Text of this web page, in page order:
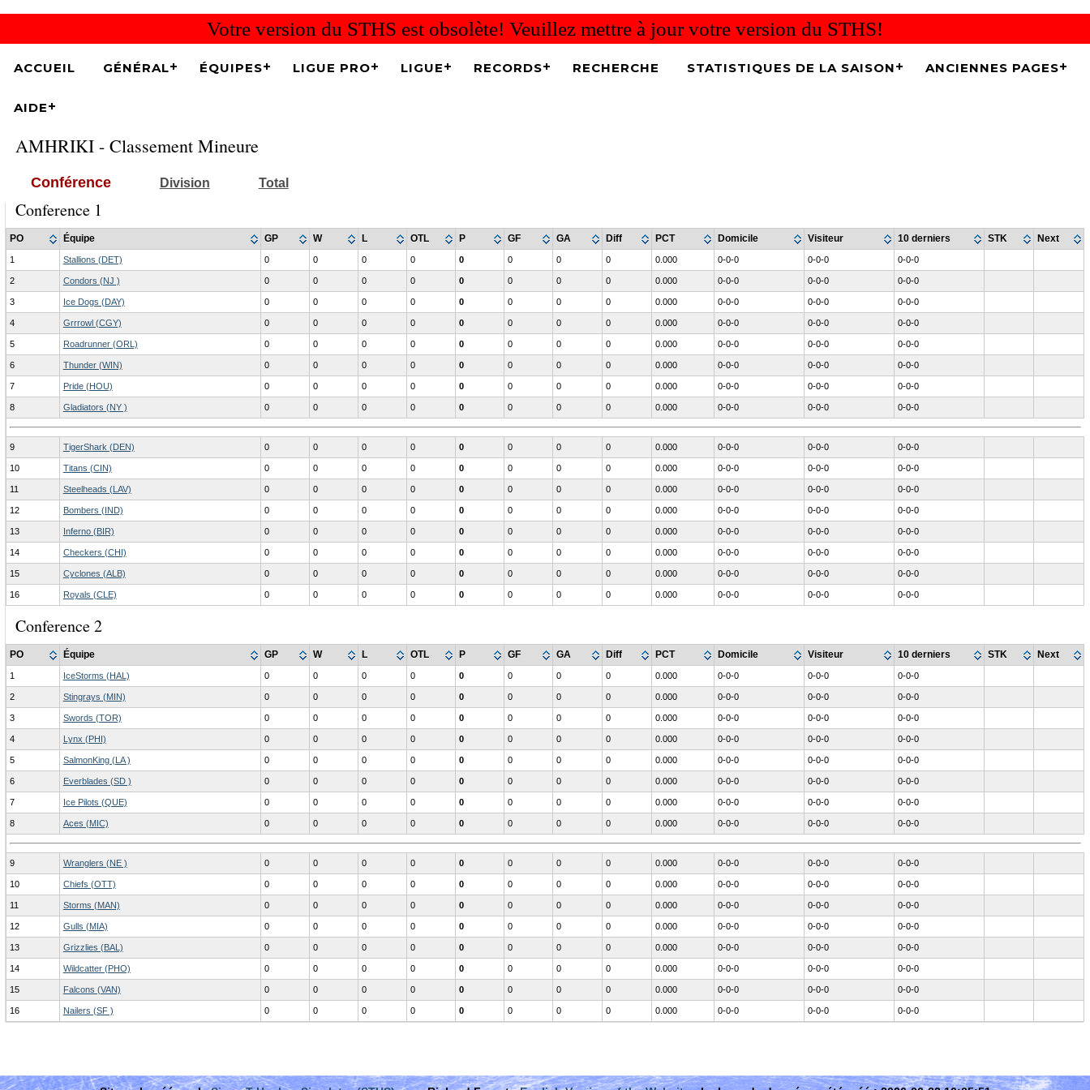
Votre version du STHS est obsolète! Veuillez mettre à jour votre version du STHS!
ACCUEIL GÉNÉRAL ÉQUIPES LIGUE PRO LIGUE RECORDS RECHERCHE STATISTIQUES DE LA SAISON ANCIENNES PAGES
AIDE
AMHRIKI - Classement Mineure
Conférence Division Total
Conference 1
PO Équipe GP W L OTL P GF GA Diff PCT Domicile Visiteur 10 derniers STK Next
1 Stallions (DET) 0 0 0 0 0 0 0 0 0.000 0-0-0 0-0-0 0-0-0
2 Condors (NJ ) 0 0 0 0 0 0 0 0 0.000 0-0-0 0-0-0 0-0-0
3 Ice Dogs (DAY) 0 0 0 0 0 0 0 0 0.000 0-0-0 0-0-0 0-0-0
4 Grrrowl (CGY) 0 0 0 0 0 0 0 0 0.000 0-0-0 0-0-0 0-0-0
5 Roadrunner (ORL) 0 0 0 0 0 0 0 0 0.000 0-0-0 0-0-0 0-0-0
6 Thunder (WIN) 0 0 0 0 0 0 0 0 0.000 0-0-0 0-0-0 0-0-0
7 Pride (HOU) 0 0 0 0 0 0 0 0 0.000 0-0-0 0-0-0 0-0-0
8 Gladiators (NY ) 0 0 0 0 0 0 0 0 0.000 0-0-0 0-0-0 0-0-0
9 TigerShark (DEN) 0 0 0 0 0 0 0 0 0.000 0-0-0 0-0-0 0-0-0
10 Titans (CIN) 0 0 0 0 0 0 0 0 0.000 0-0-0 0-0-0 0-0-0
11 Steelheads (LAV) 0 0 0 0 0 0 0 0 0.000 0-0-0 0-0-0 0-0-0
12 Bombers (IND) 0 0 0 0 0 0 0 0 0.000 0-0-0 0-0-0 0-0-0
13 Inferno (BIR) 0 0 0 0 0 0 0 0 0.000 0-0-0 0-0-0 0-0-0
14 Checkers (CHI) 0 0 0 0 0 0 0 0 0.000 0-0-0 0-0-0 0-0-0
15 Cyclones (ALB) 0 0 0 0 0 0 0 0 0.000 0-0-0 0-0-0 0-0-0
16 Royals (CLE) 0 0 0 0 0 0 0 0 0.000 0-0-0 0-0-0 0-0-0
Conference 2
PO Équipe GP W L OTL P GF GA Diff PCT Domicile Visiteur 10 derniers STK Next
1 IceStorms (HAL) 0 0 0 0 0 0 0 0 0.000 0-0-0 0-0-0 0-0-0
2 Stingrays (MIN) 0 0 0 0 0 0 0 0 0.000 0-0-0 0-0-0 0-0-0
3 Swords (TOR) 0 0 0 0 0 0 0 0 0.000 0-0-0 0-0-0 0-0-0
4 Lynx (PHI) 0 0 0 0 0 0 0 0 0.000 0-0-0 0-0-0 0-0-0
5 SalmonKing (LA ) 0 0 0 0 0 0 0 0 0.000 0-0-0 0-0-0 0-0-0
6 Everblades (SD ) 0 0 0 0 0 0 0 0 0.000 0-0-0 0-0-0 0-0-0
7 Ice Pilots (QUE) 0 0 0 0 0 0 0 0 0.000 0-0-0 0-0-0 0-0-0
8 Aces (MIC) 0 0 0 0 0 0 0 0 0.000 0-0-0 0-0-0 0-0-0
9 Wranglers (NE ) 0 0 0 0 0 0 0 0 0.000 0-0-0 0-0-0 0-0-0
10 Chiefs (OTT) 0 0 0 0 0 0 0 0 0.000 0-0-0 0-0-0 0-0-0
11 Storms (MAN) 0 0 0 0 0 0 0 0 0.000 0-0-0 0-0-0 0-0-0
12 Gulls (MIA) 0 0 0 0 0 0 0 0 0.000 0-0-0 0-0-0 0-0-0
13 Grizzlies (BAL) 0 0 0 0 0 0 0 0 0.000 0-0-0 0-0-0 0-0-0
14 Wildcatter (PHO) 0 0 0 0 0 0 0 0 0.000 0-0-0 0-0-0 0-0-0
15 Falcons (VAN) 0 0 0 0 0 0 0 0 0.000 0-0-0 0-0-0 0-0-0
16 Nailers (SF ) 0 0 0 0 0 0 0 0 0.000 0-0-0 0-0-0 0-0-0